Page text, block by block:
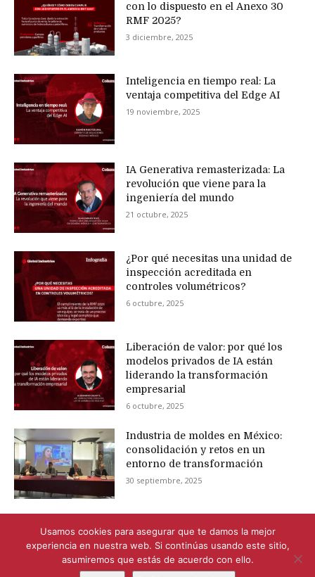
con lo dispuesto en el Anexo 30
RMF 2025?
3 diciembre, 2025
Inteligencia en tiempo real: La
ventaja competitiva del Edge AI
19 noviembre, 2025
IA Generativa remasterizada: La
revolución que viene para la
ingeniería del mundo
21 octubre, 2025
¿Por qué necesitas una unidad de
inspección acreditada en
controles volumétricos?
6 octubre, 2025
Liberación de valor: por qué los
modelos privados de IA están
liderando la transformación
empresarial
6 octubre, 2025
Industria de moldes en México:
consolidación y retos en un
entorno de transformación
30 septiembre, 2025
Usamos cookies para asegurar que te damos la mejor
experiencia en nuestra web. Si continúas usando este sitio,
asumiremos que estás de acuerdo con ello.